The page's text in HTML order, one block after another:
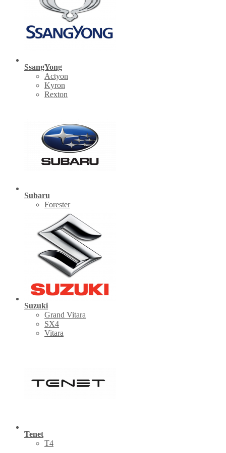
SsangYong
Actyon
Kyron
Rexton
Subaru
Forester
Suzuki
Grand Vitara
SX4
Vitara
Tenet
Т4